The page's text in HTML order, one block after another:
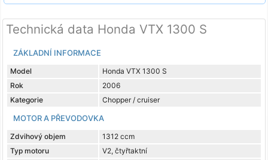
Technická data Honda VTX 1300 S
ZÁKLADNÍ INFORMACE
Model
Honda VTX 1300 S
Rok
2006
Kategorie
Chopper / cruiser
MOTOR A PŘEVODOVKA
Zdvihový objem
1312 ccm
Typ motoru
V2, čtyřtaktní